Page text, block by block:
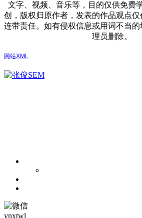
文字、视频、音乐等，目的仅供免费
创，版权归原作者，发表的作品观点
连带责任。如有侵权信息或用词不当
理员删除。
网站XML
ynxtwl